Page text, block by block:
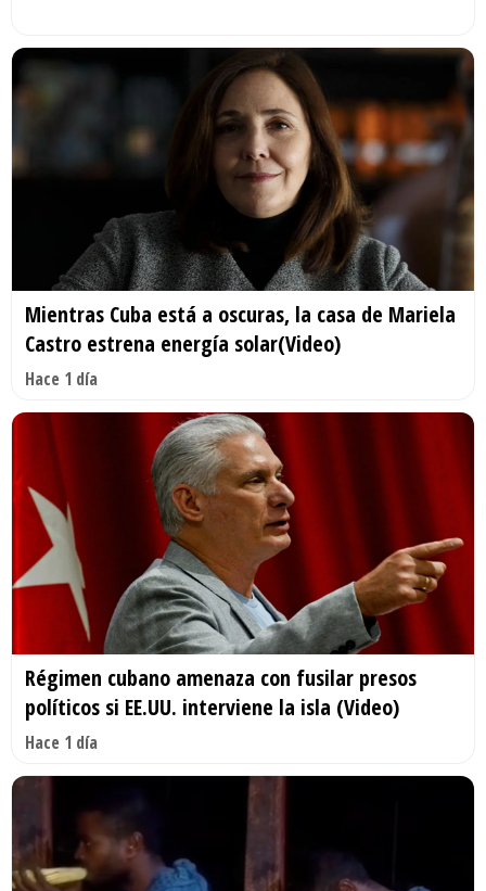
Mientras Cuba está a oscuras, la casa de Mariela
Castro estrena energía solar(Video)
Hace 1 día
Régimen cubano amenaza con fusilar presos
políticos si EE.UU. interviene la isla (Video)
Hace 1 día